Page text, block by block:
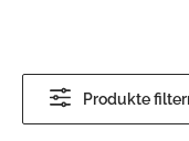
Produkte